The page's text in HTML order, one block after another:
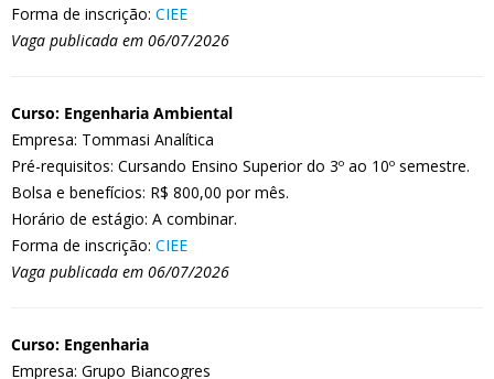
Forma de inscrição: CIEE
Vaga publicada em 06/07/2026
Curso: Engenharia Ambiental
Empresa: Tommasi Analítica
Pré-requisitos: Cursando Ensino Superior do 3º ao 10º semestre.
Bolsa e benefícios: R$ 800,00 por mês.
Horário de estágio: A combinar.
Forma de inscrição: CIEE
Vaga publicada em 06/07/2026
Curso: Engenharia
Empresa: Grupo Biancogres